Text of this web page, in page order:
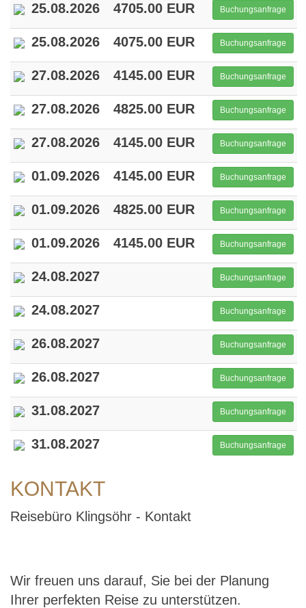
25.08.2026 4705.00 EUR Buchungsanfrage
25.08.2026 4075.00 EUR Buchungsanfrage
27.08.2026 4145.00 EUR Buchungsanfrage
27.08.2026 4825.00 EUR Buchungsanfrage
27.08.2026 4145.00 EUR Buchungsanfrage
01.09.2026 4145.00 EUR Buchungsanfrage
01.09.2026 4825.00 EUR Buchungsanfrage
01.09.2026 4145.00 EUR Buchungsanfrage
24.08.2027 Buchungsanfrage
24.08.2027 Buchungsanfrage
26.08.2027 Buchungsanfrage
26.08.2027 Buchungsanfrage
31.08.2027 Buchungsanfrage
31.08.2027 Buchungsanfrage
KONTAKT
Reisebüro Klingsöhr - Kontakt
Wir freuen uns darauf, Sie bei der Planung
Ihrer perfekten Reise zu unterstützen.